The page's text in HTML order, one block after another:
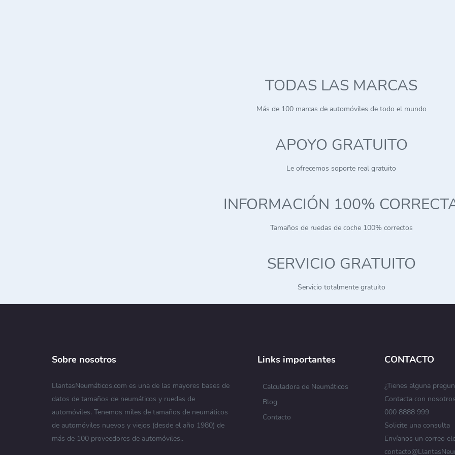
TODAS LAS MARCAS
Más de 100 marcas de automóviles de todo el mundo
APOYO GRATUITO
Le ofrecemos soporte real gratuito
INFORMACIÓN 100%
Tamaños de ruedas de coche 100% correctos
SERVICIO GRATUITO
Servicio totalmente gratuito
Sobre nosotros
LlantasNeumáticos.com es una de las mayores bases de
datos de tamaños de neumáticos y ruedas de
automóviles. Tenemos miles de tamaños de neumáticos
de automóviles nuevos y viejos (desde el año 1980) de
más de 100 proveedores de automóviles..
Links importantes
Calculadora de Neumáticos
Blog
Contacto
CONTACTO
¿Tienes alguna
Contacta con
000 8888 999
Solicite una consulta
Envíanos un correo